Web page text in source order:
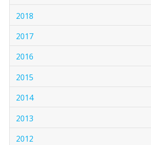
2018
2017
2016
2015
2014
2013
2012